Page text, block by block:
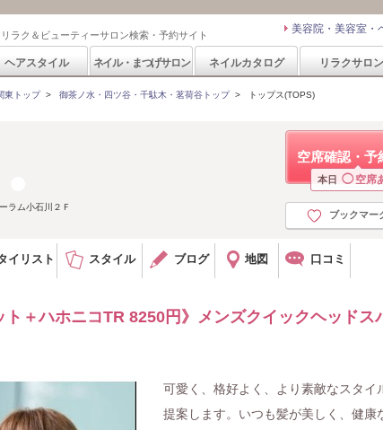
ラク＆ビューティーサロン検索・予約サイト 美容院・美容室・
ヘアスタイル ネイル・まつげサロン ネイルカタログ リラクサロン
東トップ> 御茶ノ水・四ツ谷・千駄木・茗荷谷トップ> トップス(TOPS)
空席確認・予
本日 ◯ 空席
ブックマー
ラム小石川２Ｆ
イリスト スタイル ブログ 地図 口コミ
＋ハホニコTR 8250円》メンズクイックヘッドス
可愛く、格好よく、より素敵なスタイ
提案します。いつも髪が美しく、健康